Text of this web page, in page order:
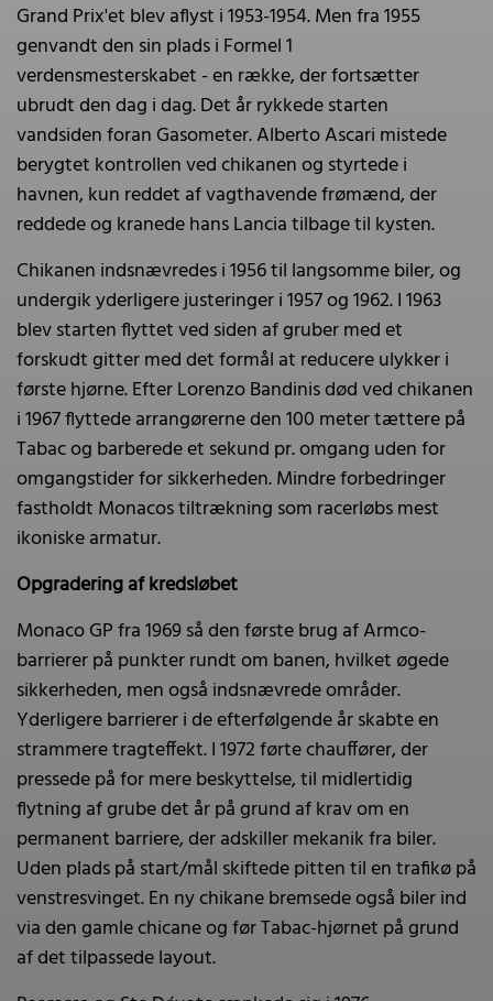
Grand Prix'et blev aflyst i 1953-1954. Men fra 1955
genvandt den sin plads i Formel 1
verdensmesterskabet - en række, der fortsætter
ubrudt den dag i dag. Det år rykkede starten
vandsiden foran Gasometer. Alberto Ascari mistede
berygtet kontrollen ved chikanen og styrtede i
havnen, kun reddet af vagthavende frømænd, der
reddede og kranede hans Lancia tilbage til kysten.
Chikanen indsnævredes i 1956 til langsomme biler, og
undergik yderligere justeringer i 1957 og 1962. I 1963
blev starten flyttet ved siden af gruber med et
forskudt gitter med det formål at reducere ulykker i
første hjørne. Efter Lorenzo Bandinis død ved chikanen
i 1967 flyttede arrangørerne den 100 meter tættere på
Tabac og barberede et sekund pr. omgang uden for
omgangstider for sikkerheden. Mindre forbedringer
fastholdt Monacos tiltrækning som racerløbs mest
ikoniske armatur.
Opgradering af kredsløbet
Monaco GP fra 1969 så den første brug af Armco-
barrierer på punkter rundt om banen, hvilket øgede
sikkerheden, men også indsnævrede områder.
Yderligere barrierer i de efterfølgende år skabte en
strammere tragteffekt. I 1972 førte chauffører, der
pressede på for mere beskyttelse, til midlertidig
flytning af grube det år på grund af krav om en
permanent barriere, der adskiller mekanik fra biler.
Uden plads på start/mål skiftede pitten til en trafikø på
venstresvinget. En ny chikane bremsede også biler ind
via den gamle chicane og før Tabac-hjørnet på grund
af det tilpassede layout.